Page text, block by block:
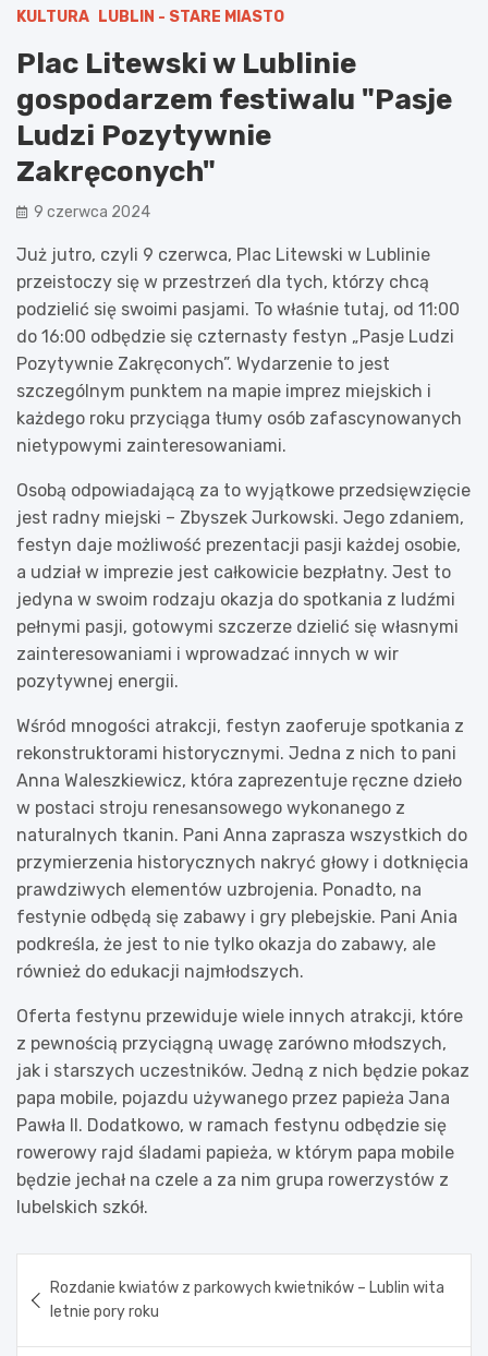
KULTURA LUBLIN - STARE MIASTO
Plac Litewski w Lublinie
gospodarzem festiwalu "Pasje
Ludzi Pozytywnie
Zakręconych"
9 czerwca 2024
Już jutro, czyli 9 czerwca, Plac Litewski w Lublinie
przeistoczy się w przestrzeń dla tych, którzy chcą
podzielić się swoimi pasjami. To właśnie tutaj, od 11:00
do 16:00 odbędzie się czternasty festyn „Pasje Ludzi
Pozytywnie Zakręconych”. Wydarzenie to jest
szczególnym punktem na mapie imprez miejskich i
każdego roku przyciąga tłumy osób zafascynowanych
nietypowymi zainteresowaniami.
Osobą odpowiadającą za to wyjątkowe przedsięwzięcie
jest radny miejski – Zbyszek Jurkowski. Jego zdaniem,
festyn daje możliwość prezentacji pasji każdej osobie,
a udział w imprezie jest całkowicie bezpłatny. Jest to
jedyna w swoim rodzaju okazja do spotkania z ludźmi
pełnymi pasji, gotowymi szczerze dzielić się własnymi
zainteresowaniami i wprowadzać innych w wir
pozytywnej energii.
Wśród mnogości atrakcji, festyn zaoferuje spotkania z
rekonstruktorami historycznymi. Jedna z nich to pani
Anna Waleszkiewicz, która zaprezentuje ręczne dzieło
w postaci stroju renesansowego wykonanego z
naturalnych tkanin. Pani Anna zaprasza wszystkich do
przymierzenia historycznych nakryć głowy i dotknięcia
prawdziwych elementów uzbrojenia. Ponadto, na
festynie odbędą się zabawy i gry plebejskie. Pani Ania
podkreśla, że jest to nie tylko okazja do zabawy, ale
również do edukacji najmłodszych.
Oferta festynu przewiduje wiele innych atrakcji, które
z pewnością przyciągną uwagę zarówno młodszych,
jak i starszych uczestników. Jedną z nich będzie pokaz
papa mobile, pojazdu używanego przez papieża Jana
Pawła II. Dodatkowo, w ramach festynu odbędzie się
rowerowy rajd śladami papieża, w którym papa mobile
będzie jechał na czele a za nim grupa rowerzystów z
lubelskich szkół.
wpisu
Rozdanie kwiatów z parkowych kwietników – Lublin wita
letnie pory roku